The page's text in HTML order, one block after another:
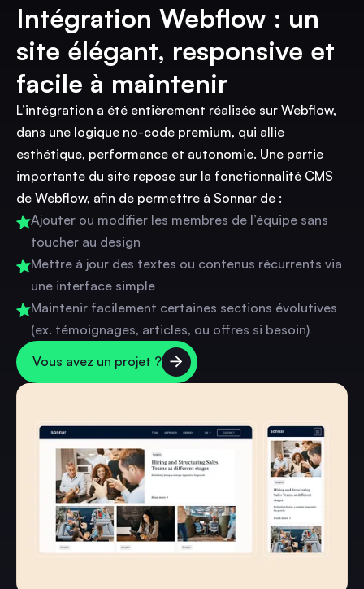
Intégration Webflow : un
site élégant, responsive et
facile à maintenir
L’intégration a été entièrement réalisée sur Webflow,
dans une logique no-code premium, qui allie
esthétique, performance et autonomie. Une partie
importante du site repose sur la fonctionnalité CMS
de Webflow, afin de permettre à Sonnar de :
Ajouter ou modifier les membres de l’équipe sans
toucher au design
Mettre à jour des textes ou contenus récurrents via
une interface simple
Maintenir facilement certaines sections évolutives
(ex. témoignages, articles, ou offres si besoin)
Vous avez un projet ?